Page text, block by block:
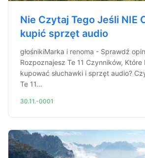
Nie Czytaj Tego Jeśli NIE
kupić sprzęt audio
głośnikiMarka i renoma - Sprawdź
Rozpoznajesz Te 11 Czynników, Które
kupować słuchawki i sprzęt audio?
Te 11...
30.11.-0001